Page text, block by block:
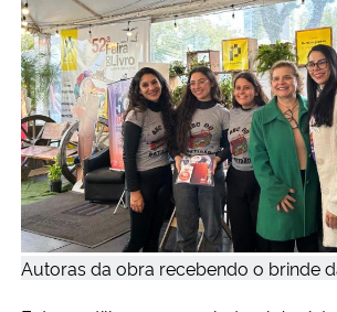
Autoras da obra recebendo o brinde